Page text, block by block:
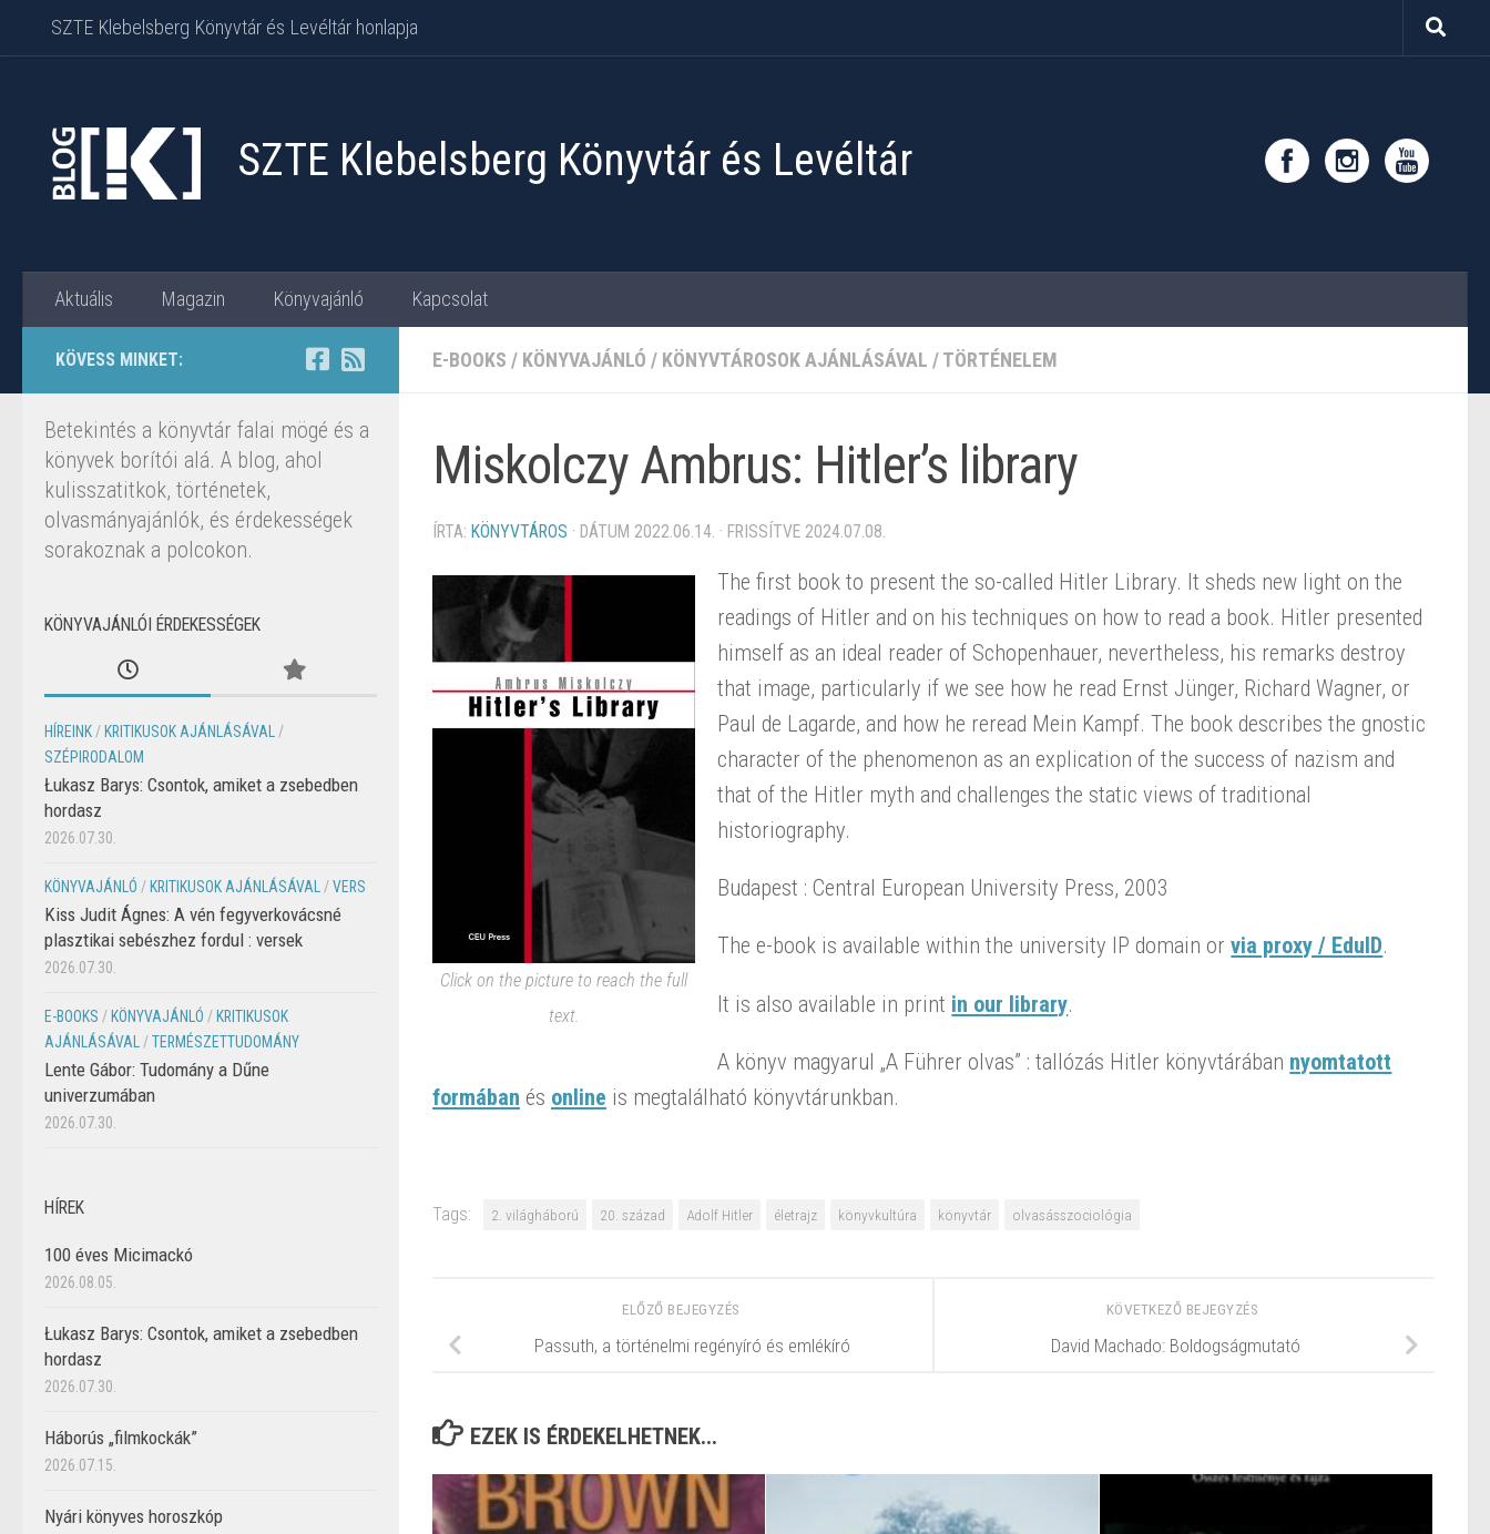
Skip to content
SZTE Klebelsberg Könyvtár és Levéltár honlapja
SZTE Klebelsberg Könyvtár és Levéltár
Aktuális Magazin Könyvajánló Kapcsolat
E-BOOKS / KÖNYVAJÁNLÓ / KÖNYVTÁROSOK AJÁNLÁSÁVAL /TÖRTÉNELEM
Miskolczy Ambrus: Hitler’s library
ÍRTA: KÖNYVTÁROS · DÁTUM 2022.06.14. · FRISSÍTVE 2024.07.08.
Click on the picture to reach the full
text.
The first book to present the so-called Hitler Library. It sheds new light on the
readings of Hitler and on his techniques on how to read a book. Hitler presented
himself as an ideal reader of Schopenhauer, nevertheless, his remarks destroy
that image, particularly if we see how he read Ernst Jünger, Richard Wagner, or
Paul de Lagarde, and how he reread Mein Kampf. The book describes the gnostic
character of the phenomenon as an explication of the success of nazism and
that of the Hitler myth and challenges the static views of traditional
historiography.
Budapest : Central European University Press, 2003
The e-book is available within the university IP domain orvia proxy / EduID.
It is also available in print in our library.
A könyv magyarul „A Führer olvas” : tallózás Hitler könyvtárában nyomtatott
formában és online is megtalálható könyvtárunkban.
Tags: 2. világháború 20. század Adolf Hitler életrajz könyvkultúra könyvtár olvasásszociológia
KÖVETKEZŐ BEJEGYZÉS
David Machado: Boldogságmutató
ELŐZŐ BEJEGYZÉS
Passuth, a történelmi regényíró és emlékíró
EZEK IS ÉRDEKELHETNEK...
KÖVESS MINKET:
Betekintés a könyvtár falai mögé és a
könyvek borítói alá. A blog, ahol
kulisszatitkok, történetek,
olvasmányajánlók, és érdekességek
sorakoznak a polcokon.
KÖNYVAJÁNLÓI ÉRDEKESSÉGEK
HÍREINK / KRITIKUSOK AJÁNLÁSÁVAL
/
SZÉPIRODALOM
Łukasz Barys: Csontok, amiket a zsebedben
hordasz
2026.07.30.
KÖNYVAJÁNLÓ / KRITIKUSOK AJÁNLÁSÁVAL /VERS
Kiss Judit Ágnes: A vén fegyverkovácsné
plasztikai sebészhez fordul : versek
2026.07.30.
E-BOOKS / KÖNYVAJÁNLÓ / KRITIKUSOK
AJÁNLÁSÁVAL
/TERMÉSZETTUDOMÁNY
Lente Gábor: Tudomány a Dűne
univerzumában
2026.07.30.
HÍREK
100 éves Micimackó
2026.08.05.
Łukasz Barys: Csontok, amiket a zsebedben
hordasz
2026.07.30.
Háborús „filmkockák”
2026.07.15.
Nyári könyves horoszkóp